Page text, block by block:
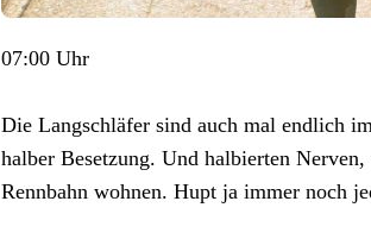
07:00 Uhr
Die Langschläfer sind auch mal endlich
halber Besetzung. Und halbierten
Rennbahn wohnen. Hupt ja immer noch